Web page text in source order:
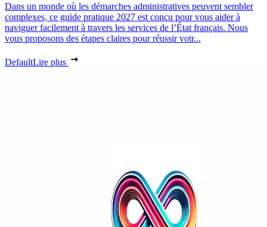
Dans un monde où les démarches administratives peuvent sembler
complexes, ce guide pratique 2027 est conçu pour vous aider à
naviguer facilement à travers les services de l’État français. Nous
vous proposons des étapes claires pour réussir votr...
DefaultLire plus